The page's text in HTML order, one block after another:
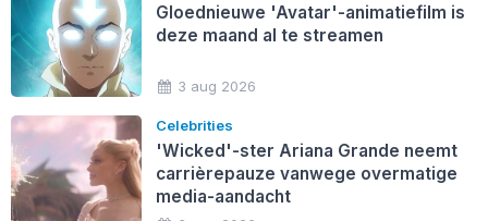
Gloednieuwe 'Avatar'-animatiefilm is
deze maand al te streamen
3 aug 2026
Celebrities
'Wicked'-ster Ariana Grande neemt
carrièrepauze vanwege overmatige
media-aandacht